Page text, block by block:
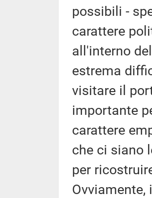
possibili -
carattere
all'interno
estrema
visitare il
importante
carattere
che ci siano
per